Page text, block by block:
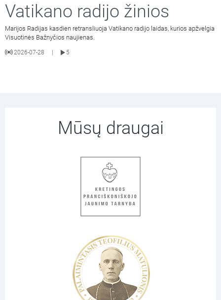
Vatikano radijo žinios
Marijos Radijas kasdien retransliuoja Vatikano radijo laidas, kurios apžvelgia
Visuotinės Bažnyčios naujienas.
2026-07-28 5
Mūsų draugai